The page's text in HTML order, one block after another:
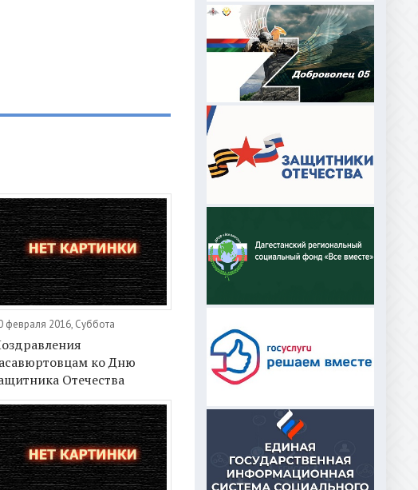
февраля 2016, Суббота
ко Дню
Отечества